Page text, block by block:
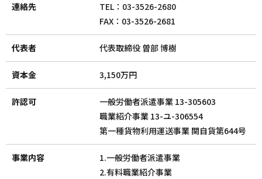
連絡先 TEL： 03-3526-2680
FAX：03-3526-2681
代表者 代表取締役 曽部 博樹
資本金 3,150万円
許認可
一般労働者派遣事業 13-305603
職業紹介事業 13-ユ-306554
第一種貨物利用運送事業 関自貨第644号
事業内容
1.一般労働者派遣事業
2.有料職業紹介事業